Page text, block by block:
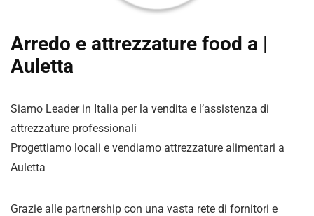
Arredo e attrezzature food a |
Auletta
Siamo Leader in Italia per la vendita e l’assistenza di
attrezzature professionali
Progettiamo locali e vendiamo attrezzature alimentari a
Auletta
Grazie alle partnership con una vasta rete di fornitori e